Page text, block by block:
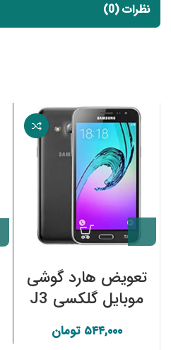
نظرات (0)
تعویض هارد گوشی
موبایل گلکسی J3
2016 (SM-
J320AZ) سامسونگ
۵۴۴,۰۰۰ تومان